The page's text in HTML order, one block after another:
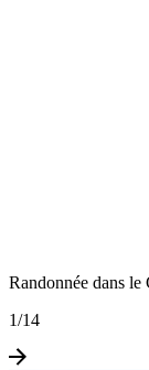
Randonnée dans le
1/14